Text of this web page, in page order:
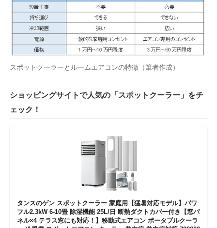
スポットクーラーとルームエアコンの特徴（筆者作成）
ショッピングサイトで人気の「スポットクーラー」をチ
ェック！
タンスのゲン スポットクーラー 家庭用【猛暑対応モデル】パワ
フル2.3kW 6-10畳 除湿機能 25L/日 断熱ダクトカバー付き【窓パ
ネル×4 テラス窓にも対応！】移動式エアコン ポータブルクーラ